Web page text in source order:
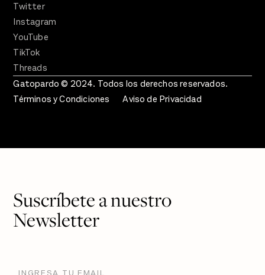
Twitter
Instagram
YouTube
TikTok
Threads
Gatopardo © 2024. Todos los derechos reservados.
Términos y Condiciones
Aviso de Privacidad
Suscríbete a nuestro
Newsletter